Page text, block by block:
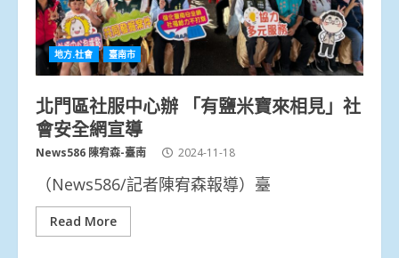
地方.社會 臺南市
北門區社服中心辦 「有鹽米寶來相見」社
會安全網宣導
News586 陳宥森-臺南 2024-11-18
（News586/記者陳宥森報導）臺
Read More